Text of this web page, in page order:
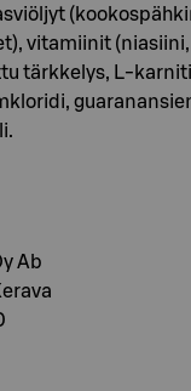
vitamiinit
tärkkelys, L-
Ab